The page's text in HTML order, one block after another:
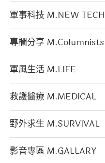
軍事科技 M.NEW TECH
專欄分享 M.Columnists
軍風生活 M.LIFE
救護醫療 M.MEDICAL
野外求生 M.SURVIVAL
影音專區 M.GALLARY